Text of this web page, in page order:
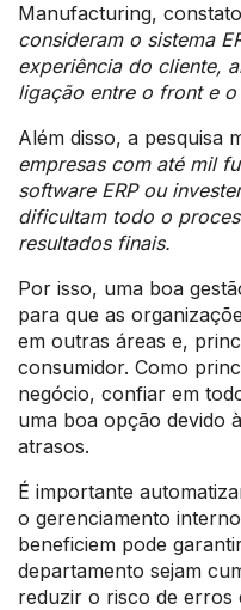
Manufacturing,
consideram o sistema
experiência do cliente,
ligação entre o front e
Além disso, a pesquisa
empresas com até mil
software ERP ou
dificultam todo o
resultados finais.
Por isso, uma boa
para que as
em outras áreas e,
consumidor. Como
negócio, confiar em
uma boa opção devido
atrasos.
É importante
o gerenciamento
beneficiem pode
departamento sejam
reduzir o risco de erros